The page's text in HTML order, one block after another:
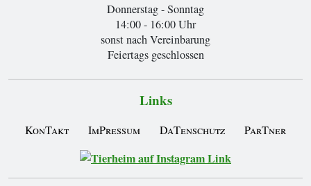
Donnerstag - Sonntag
14:00 - 16:00 Uhr
sonst nach Vereinbarung
Feiertags geschlossen
Links
KonTakt ImPressum DaTenschutz ParTner